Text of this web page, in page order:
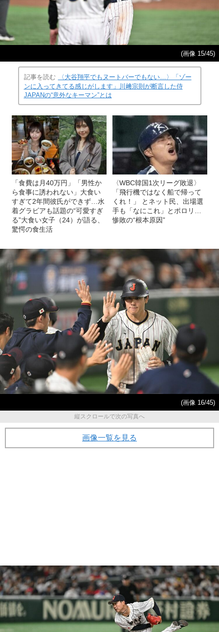
(画像 15/45)
記事を読む
〈大谷翔平でもヌートバーでもない…〉「ゾー
ンに入ってきてる感じがします」川﨑宗則が断言した侍
JAPANの“意外なキーマン”とは
「食費は月40万円」「男性か
ら食事に誘われない」大食い
すぎて2年間彼氏ができず…水
着グラビアも話題の“可愛すぎ
る”大食い女子（24）が語る、
驚愕の食生活
〈WBC韓国1次リーグ敗退〉
「飛行機ではなく船で帰って
くれ！」 とネット民、出場選
手も「なにこれ」とポロリ…
惨敗の“根本原因”
(画像 16/45)
縦スクロールで次の写真へ
画像一覧を見る